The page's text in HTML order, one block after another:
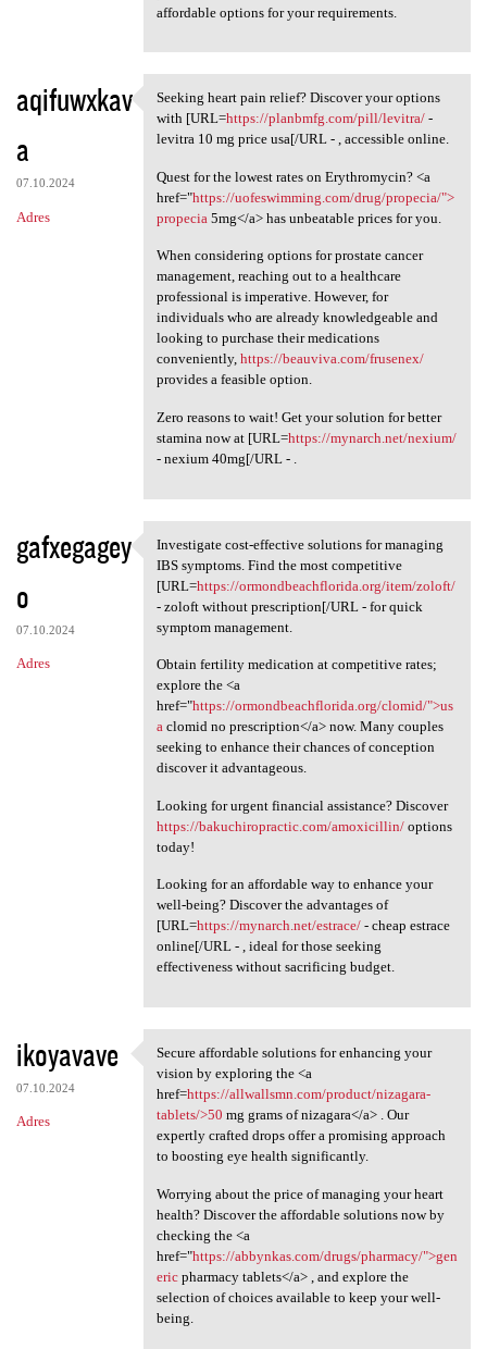
affordable options for your requirements.
aqifuwxkav
a
07.10.2024
Adres
Seeking heart pain relief?
Seeking heart pain relief? Discover your options
with [URL=https://planbmfg.com/pill/levitra/-
levitra 10 mg price usa[/URL - , accessible online.
Quest for the lowest rates on Erythromycin? <a
href="https://uofeswimming.com/drug/propecia/">
propecia 5mg</a> has unbeatable prices for you.
When considering options for prostate cancer
management, reaching out to a healthcare
professional is imperative. However, for
individuals who are already knowledgeable and
looking to purchase their medications
conveniently, https://beauviva.com/frusenex/
provides a feasible option.
Zero reasons to wait! Get your solution for better
stamina now at [URL=https://mynarch.net/nexium/
- nexium 40mg[/URL - .
gafxegagey
o
07.10.2024
Adres
Investigate cost-effective
Investigate cost-effective solutions for managing
IBS symptoms. Find the most competitive
[URL=https://ormondbeachflorida.org/item/zoloft/
- zoloft without prescription[/URL - for quick
symptom management.
Obtain fertility medication at competitive rates;
explore the <a
href="https://ormondbeachflorida.org/clomid/">us
aclomid no prescription</a> now. Many couples
seeking to enhance their chances of conception
discover it advantageous.
Looking for urgent financial assistance? Discover
https://bakuchiropractic.com/amoxicillin/options
today!
Looking for an affordable way to enhance your
well-being? Discover the advantages of
[URL=https://mynarch.net/estrace/- cheap estrace
online[/URL - , ideal for those seeking
effectiveness without sacrificing budget.
ikoyavave
07.10.2024
Adres
Secure affordable solutions
Secure affordable solutions for enhancing your
vision by exploring the <a
href=https://allwallsmn.com/product/nizagara-
tablets/>50 mg grams of nizagara</a> . Our
expertly crafted drops offer a promising approach
to boosting eye health significantly.
Worrying about the price of managing your heart
health? Discover the affordable solutions now by
checking the <a
href="https://abbynkas.com/drugs/pharmacy/">gen
ericpharmacy tablets</a> , and explore the
selection of choices available to keep your well-
being.